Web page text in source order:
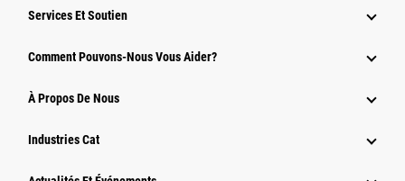
Services Et Soutien
Comment Pouvons-Nous Vous Aider?
À Propos De Nous
Industries Cat